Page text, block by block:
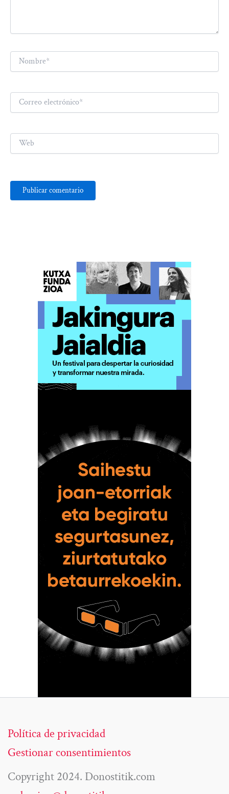
Nombre*
Correo
electrónico*
Web
Política de privacidad
Gestionar consentimientos
Copyright 2024. Donostitik.com